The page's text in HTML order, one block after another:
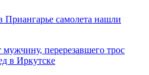
самолета нашли
перерезавшего трос
в Иркутске